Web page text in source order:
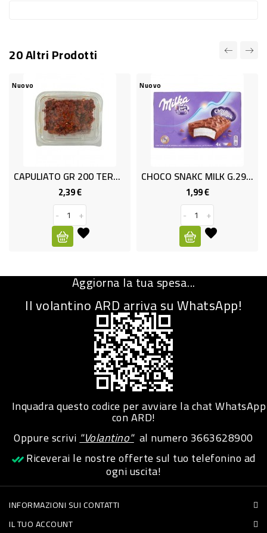
FARINA
NATURALI
SNACKS
ALIMENTI
INSETTICIDI
CARTA
-
DETERSIVI
TESSUTI
DETERGENTI
CASA
20 Altri Prodotti
Nuovo
CAPULIATO GR 200 TERRA E TESOR
2,39 €Prezzo
-
+
Nuovo
CHOCO SNAKC MILK G.29X3
1,99 €Prezzo
-
+
Aggiorna la tua spesa...
Il volantino ARD arriva su WhatsApp!
Inquadra questo codice per avviare la chat WhatsApp
con ARD!
Oppure scrivi"Volantino"al numero3663628900
Riceverai le nostre offerte sul tuo telefonino ad
ogni uscita!
INFORMAZIONI SUI CONTATTI
IL TUO ACCOUNT